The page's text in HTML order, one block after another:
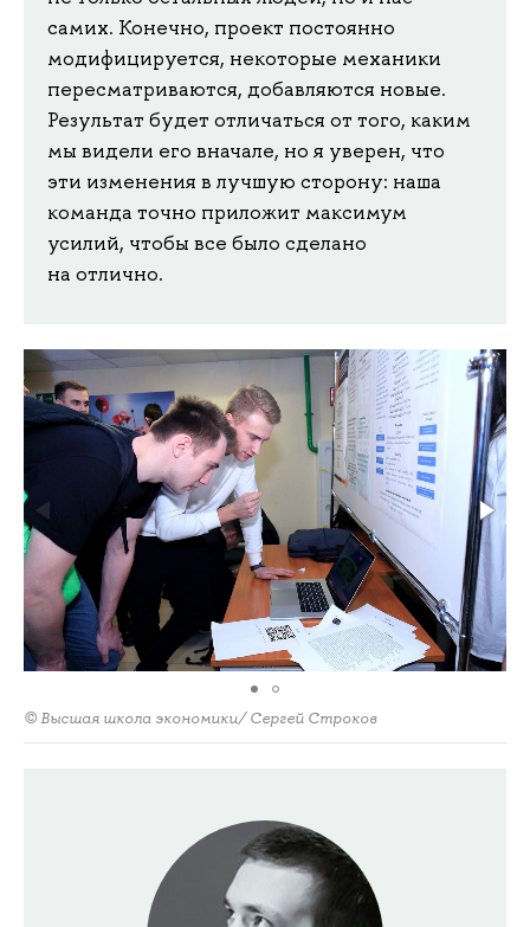
самих. Конечно, проект постоянно
модифицируется, некоторые механики
пересматриваются, добавляются новые.
Результат будет отличаться от того, каким
мы видели его вначале, но я уверен, что
эти изменения в лучшую сторону: наша
команда точно приложит максимум
усилий, чтобы все было сделано
на отлично.
© Высшая школа экономики/ Сергей Строков